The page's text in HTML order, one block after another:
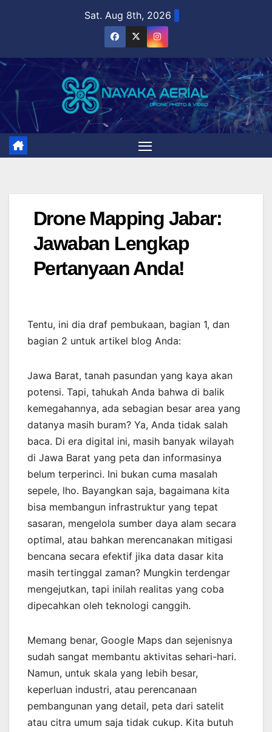
Sat. Aug 8th, 2026
Drone Mapping Jabar:
Jawaban Lengkap
Pertanyaan Anda!
Tentu, ini dia draf pembukaan, bagian 1, dan
bagian 2 untuk artikel blog Anda:
Jawa Barat, tanah pasundan yang kaya akan
potensi. Tapi, tahukah Anda bahwa di balik
kemegahannya, ada sebagian besar area yang
datanya masih buram? Ya, Anda tidak salah
baca. Di era digital ini, masih banyak wilayah
di Jawa Barat yang peta dan informasinya
belum terperinci. Ini bukan cuma masalah
sepele, lho. Bayangkan saja, bagaimana kita
bisa membangun infrastruktur yang tepat
sasaran, mengelola sumber daya alam secara
optimal, atau bahkan merencanakan mitigasi
bencana secara efektif jika data dasar kita
masih tertinggal zaman? Mungkin terdengar
mengejutkan, tapi inilah realitas yang coba
dipecahkan oleh teknologi canggih.
Memang benar, Google Maps dan sejenisnya
sudah sangat membantu aktivitas sehari-hari.
Namun, untuk skala yang lebih besar,
keperluan industri, atau perencanaan
pembangunan yang detail, peta dari satelit
atau citra umum saja tidak cukup. Kita butuh